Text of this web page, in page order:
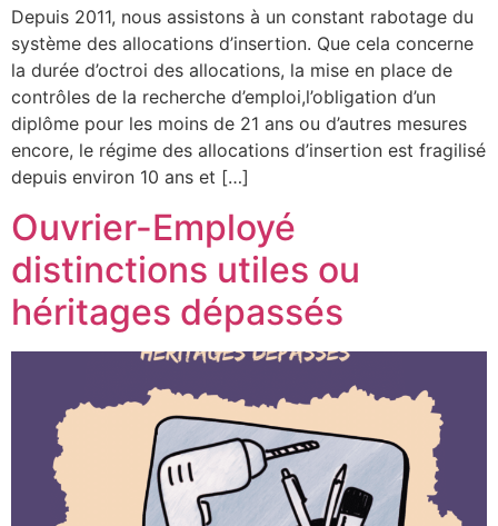
Depuis 2011, nous assistons à un constant rabotage du
système des allocations d’insertion. Que cela concerne
la durée d’octroi des allocations, la mise en place de
contrôles de la recherche d’emploi,l’obligation d’un
diplôme pour les moins de 21 ans ou d’autres mesures
encore, le régime des allocations d’insertion est fragilisé
depuis environ 10 ans et […]
Ouvrier-Employé
distinctions utiles ou
héritages dépassés